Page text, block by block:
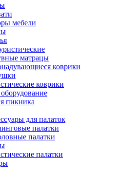
мебели
матрацы
коврики
коврики
пикника
для палаток
палатки
палатки
палатки